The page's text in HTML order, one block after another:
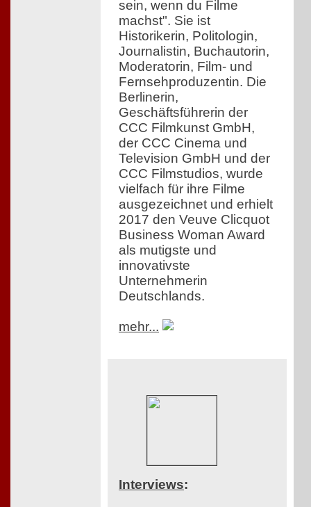
sein, wenn du Filme
machst". Sie ist
Historikerin, Politologin,
Journalistin, Buchautorin,
Moderatorin, Film- und
Fernsehproduzentin. Die
Berlinerin,
Geschäftsführerin der
CCC Filmkunst GmbH,
der CCC Cinema und
Television GmbH und der
CCC Filmstudios, wurde
vielfach für ihre Filme
ausgezeichnet und erhielt
2017 den Veuve Clicquot
Business Woman Award
als mutigste und
innovativste
Unternehmerin
Deutschlands.
mehr...
Interviews: